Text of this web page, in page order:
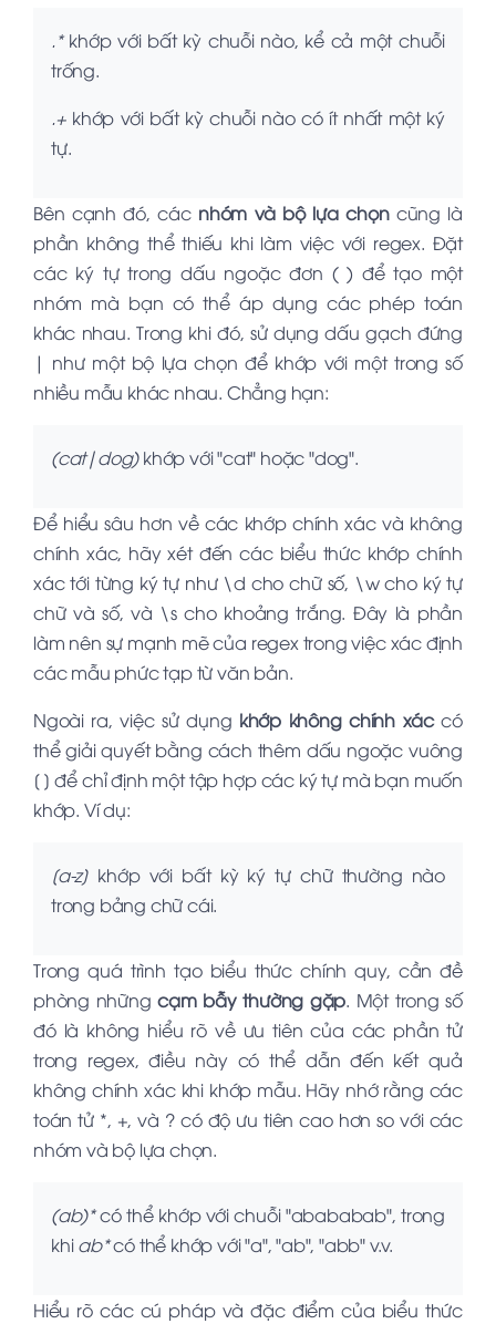
.*khớp với bất kỳ chuỗi nào, kể cả một chuỗi
trống.
.+khớp với bất kỳ chuỗi nào có ít nhất một ký
tự.
Bên cạnh đó, các nhóm và bộ lựa chọncũng là
phần không thể thiếu khi làm việc với regex. Đặt
các ký tự trong dấu ngoặc đơn ( ) để tạo một
nhóm mà bạn có thể áp dụng các phép toán
khác nhau. Trong khi đó, sử dụng dấu gạch đứng
| như một bộ lựa chọn để khớp với một trong số
nhiều mẫu khác nhau. Chẳng hạn:
(cat|dog)khớp với "cat" hoặc "dog".
Để hiểu sâu hơn về các khớp chính xác và không
chính xác, hãy xét đến các biểu thức khớp chính
xác tới từng ký tự như \d cho chữ số, \w cho ký tự
chữ và số, và \s cho khoảng trắng. Đây là phần
làm nên sự mạnh mẽ của regex trong việc xác định
các mẫu phức tạp từ văn bản.
Ngoài ra, việc sử dụng khớp không chính xáccó
thể giải quyết bằng cách thêm dấu ngoặc vuông
[ ] để chỉ định một tập hợp các ký tự mà bạn muốn
khớp. Ví dụ:
[a-z] khớp với bất kỳ ký tự chữ thường nào
trong bảng chữ cái.
Trong quá trình tạo biểu thức chính quy, cần đề
phòng nhữngcạm bẫy thường gặp. Một trong số
đó là không hiểu rõ về ưu tiên của các phần tử
trong regex, điều này có thể dẫn đến kết quả
không chính xác khi khớp mẫu. Hãy nhớ rằng các
toán tử *, +, và ? có độ ưu tiên cao hơn so với các
nhóm và bộ lựa chọn.
(ab)*có thể khớp với chuỗi "abababab", trong
khiab*có thể khớp với "a", "ab", "abb" v.v.
Hiểu rõ các cú pháp và đặc điểm của biểu thức